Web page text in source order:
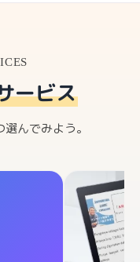
ービス
んでみよう。